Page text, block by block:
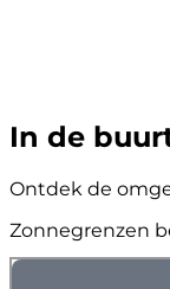
In de
Ontdek de
Zonnegrenzen